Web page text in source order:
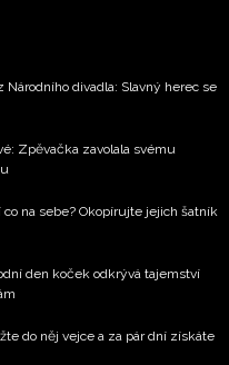
Národního divadla: Slavný herec se
Zpěvačka zavolala svému
na sebe? Okopírujte jejich šatník
den koček odkrývá tajemství
do něj vejce a za pár dní získáte